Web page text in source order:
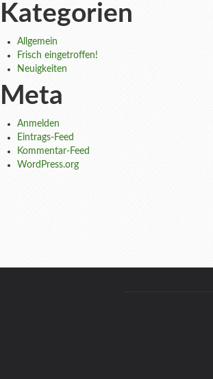
Kategorien
Allgemein
Frisch eingetroffen!
Neuigkeiten
Meta
Anmelden
Eintrags-Feed
Kommentar-Feed
WordPress.org